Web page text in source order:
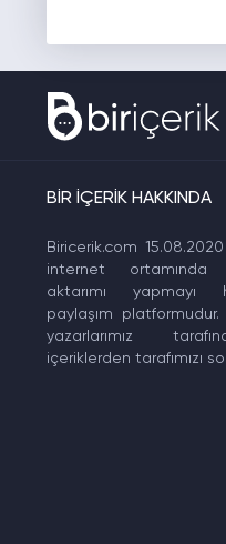
BİR İÇERİK HAKKINDA
Biricerik.com
internet ortamında
aktarımı yapmayı
paylaşım
yazarlarımız
içeriklerden tarafımızı